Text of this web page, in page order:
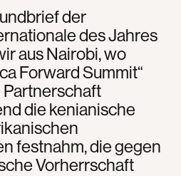
der
des Jahres
aus Nairobi, wo
Forward Summit“
die kenianische
festnahm, die gegen
Vorherrschaft